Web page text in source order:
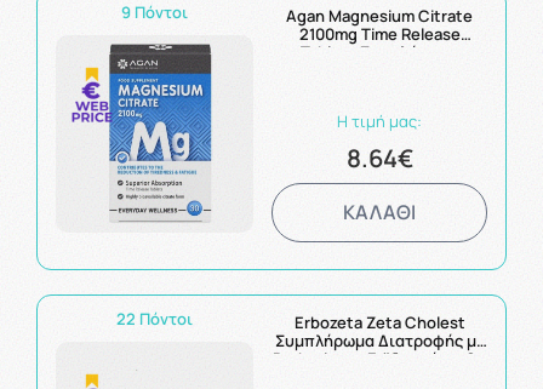
9 Πόντοι
Agan Magnesium Citrate
2100mg Time Release
Tablets Συμπλήρωμα
Η τιμή μας:
8.64€
ΚΑΛΑΘΙ
22 Πόντοι
Erbozeta Zeta Cholest
Συμπλήρωμα Διατροφής με
Berberis και Γαϊδουράγκαθο